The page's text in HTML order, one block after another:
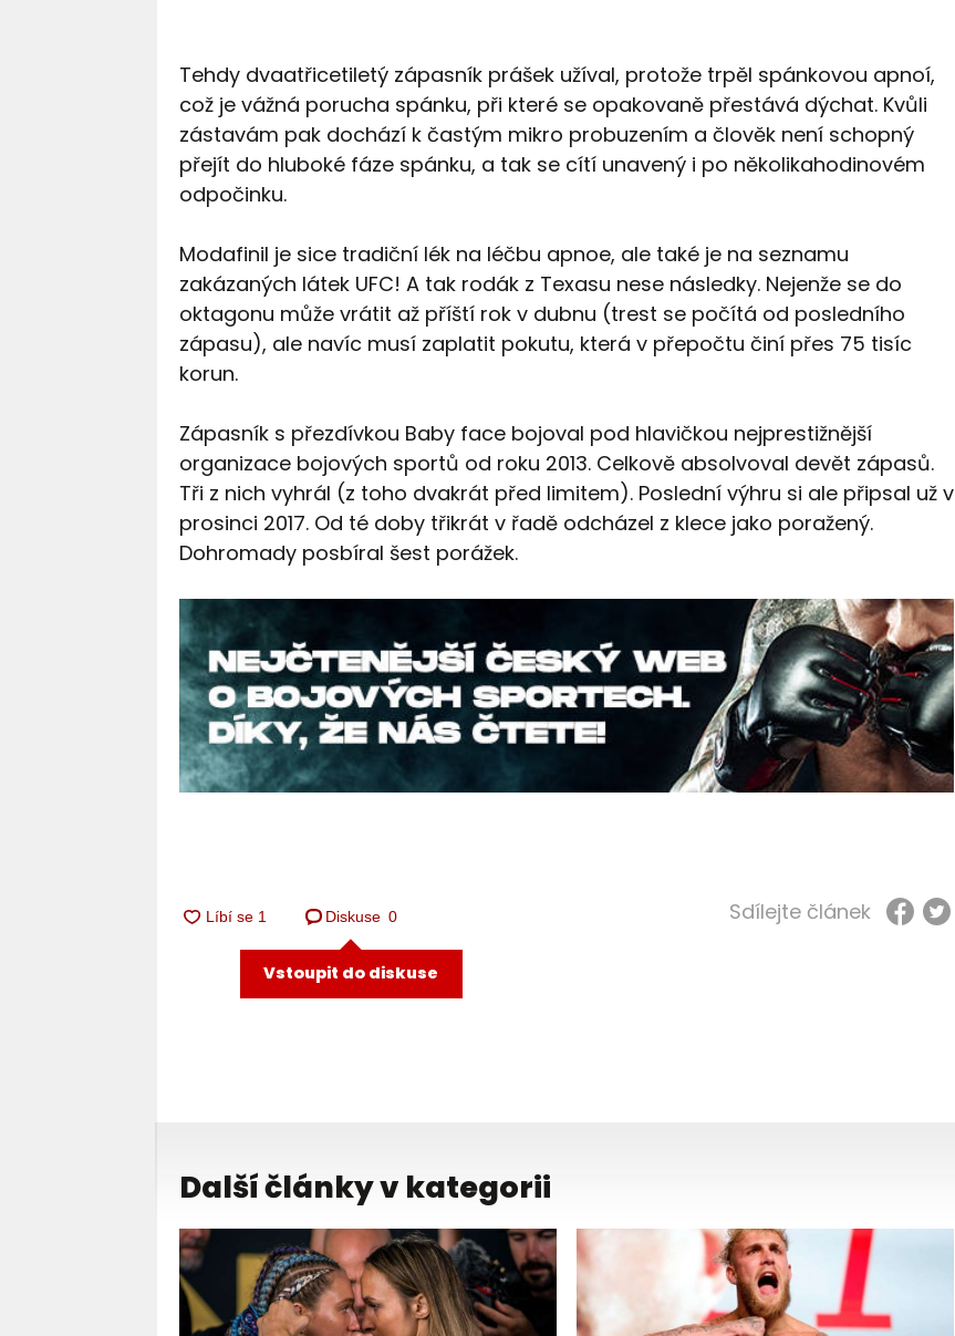
Tehdy dvaatřicetiletý zápasník prášek užíval, protože trpěl spánkovou apnoí,
což je vážná porucha spánku, při které se opakovaně přestává dýchat. Kvůli
zástavám pak dochází k častým mikro probuzením a člověk není schopný
přejít do hluboké fáze spánku, a tak se cítí unavený i po několikahodinovém
odpočinku.
Modafinil je sice tradiční lék na léčbu apnoe, ale také je na seznamu
zakázaných látek UFC! A tak rodák z Texasu nese následky. Nejenže se do
oktagonu může vrátit až příští rok v dubnu (trest se počítá od posledního
zápasu), ale navíc musí zaplatit pokutu, která v přepočtu činí přes 75 tisíc
korun.
Zápasník s přezdívkou Baby face bojoval pod hlavičkou nejprestižnější
organizace bojových sportů od roku 2013. Celkově absolvoval devět zápasů.
Tři z nich vyhrál (z toho dvakrát před limitem). Poslední výhru si ale připsal už v
prosinci 2017. Od té doby třikrát v řadě odcházel z klece jako poražený.
Dohromady posbíral šest porážek.
Diskuse 0
Vstoupit do diskuse
Sdílejte článek
Další články v kategorii